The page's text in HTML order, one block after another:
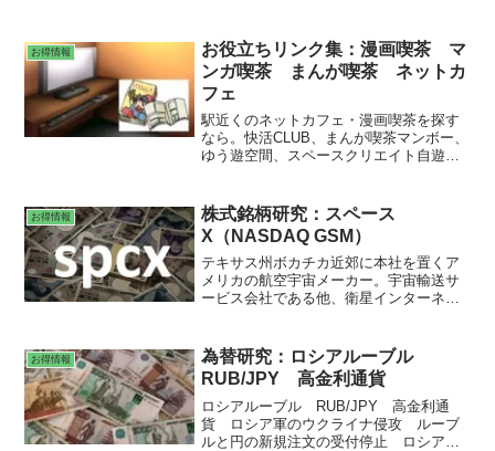
ＮＴＴの株主優待で、ｄポイント獲得。
お得情報
お役立ちリンク集：漫画喫茶 マ
ンガ喫茶 まんが喫茶 ネットカ
フェ
駅近くのネットカフェ・漫画喫茶を探す
なら。快活CLUB、まんが喫茶マンボー、
ゆう遊空間、スペースクリエイト自遊空
ン。
お得情報
株式銘柄研究：スペース
X（NASDAQ GSM）
テキサス州ボカチカ近郊に本社を置くア
メリカの航空宇宙メーカー。宇宙輸送サ
ービス会社である他、衛星インターネッ
減を目的に、2002年にイーロン・マスク
によって設立された。イーロン・マスク
は、PayPal、スペースX、テスラ、ボー
リング・カンパニー、OpenAI、xAI等を
共同設立した。スペースX、テスラの
CEO、X社（旧：Twitter）の執行会長兼
お得情報
為替研究：ロシアルーブル
RUB/JPY 高金利通貨
ロシアルーブル RUB/JPY 高金利通
貨 ロシア軍のウクライナ侵攻 ルーブ
ルと円の新規注文の受付停止 ロシア国